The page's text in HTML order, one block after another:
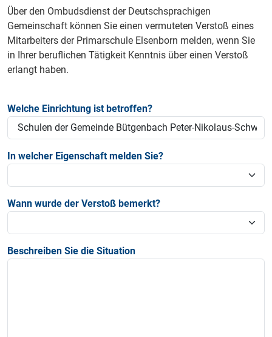
Über den Ombudsdienst der Deutschsprachigen
Gemeinschaft können Sie einen vermuteten Verstoß eines
Mitarbeiters der Primarschule Elsenborn melden, wenn Sie
in Ihrer beruflichen Tätigkeit Kenntnis über einen Verstoß
erlangt haben.
Welche Einrichtung ist betroffen?
In welcher Eigenschaft melden Sie?
Wann wurde der Verstoß bemerkt?
Beschreiben Sie die Situation